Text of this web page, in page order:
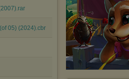
05) (2024).cbr